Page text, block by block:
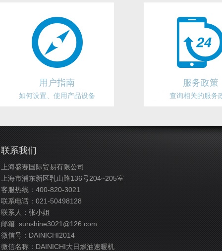
用户指南
如何设置、使用产品设备
服务政策
查询相关的服务
联系我们
上海盛赛国际贸易有限公司
上海市浦东新区乳山路136号204~205室
客服热线：400-820-3021
联系电话：021-50498128
联系人：张小姐
邮箱: sunshine3021@126.com
微信号：DAINICHI2014
微信名称：DAINICHI大日燃油速暖机